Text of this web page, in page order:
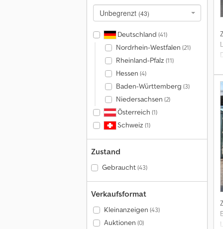
Unbegrenzt (43)
Deutschland (41)
Nordrhein-Westfalen (21)
Rheinland-Pfalz (11)
Hessen (4)
Baden-Württemberg (3)
Niedersachsen (2)
Österreich (1)
Schweiz (1)
Zustand
Gebraucht(43)
Verkaufsformat
Kleinanzeigen (43)
Auktionen (0)